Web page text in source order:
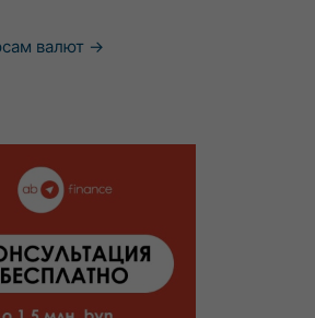
валют →